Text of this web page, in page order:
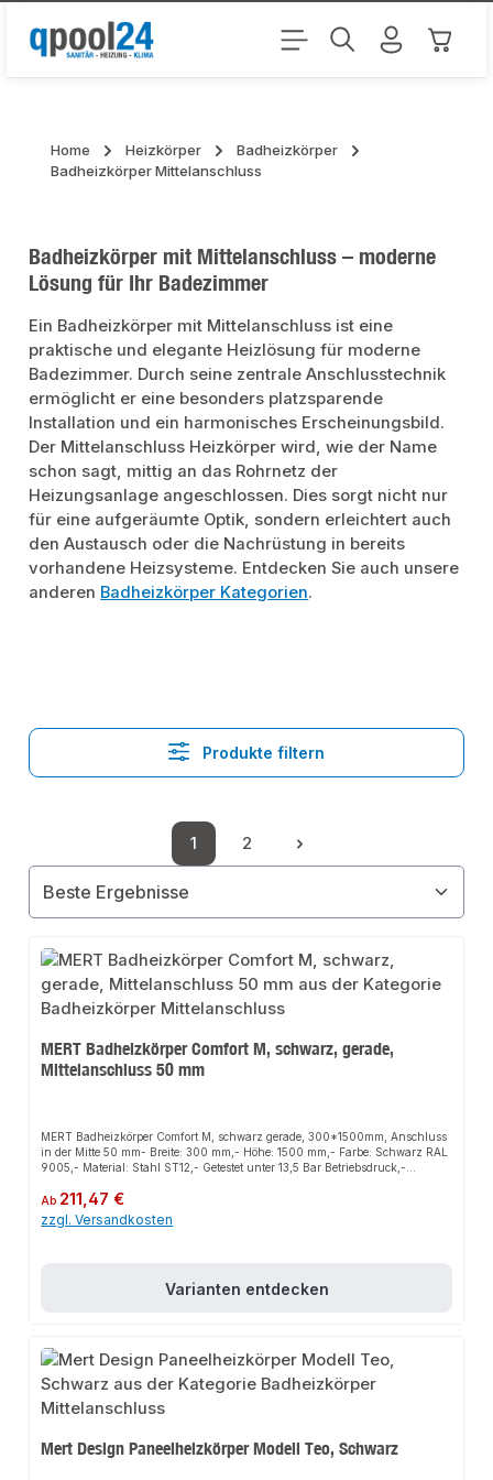
Zum Hauptinhalt springen
Home Heizkörper
Badheizkörper
Badheizkörper Mittelanschluss
Badheizkörper mit Mittelanschluss – moderne
Lösung für Ihr Badezimmer
Ein Badheizkörper mit Mittelanschluss ist eine
praktische und elegante Heizlösung für moderne
Badezimmer. Durch seine zentrale Anschlusstechnik
ermöglicht er eine besonders platzsparende
Installation und ein harmonisches Erscheinungsbild.
Der Mittelanschluss Heizkörper wird, wie der Name
schon sagt, mittig an das Rohrnetz der
Heizungsanlage angeschlossen. Dies sorgt nicht nur
für eine aufgeräumte Optik, sondern erleichtert auch
den Austausch oder die Nachrüstung in bereits
vorhandene Heizsysteme. Entdecken Sie auch unsere
anderen Badheizkörper Kategorien.
Produkte filtern
Seite
1
Seite
2
MERT Badheizkörper Comfort M, schwarz, gerade,
Mittelanschluss 50 mm
MERT Badheizkörper Comfort M, schwarz gerade, 300*1500mm, Anschluss
in der Mitte 50 mm- Breite: 300 mm,- Höhe: 1500 mm,- Farbe: Schwarz RAL
9005,- Material: Stahl ST12,- Getestet unter 13,5 Bar Betriebsdruck,-
221 Watt,- Rohrabstand rechts/links Anschluss: 355 mm,- Rohrabstand
Mittelanschluss: 50 mm,- Wandabstand min. / max. 60 / 90 mm,-
Produziert nach EURONORM EN 442,- Geeignet Zentralheizung, Elektro-
gerade, Mittelanschluss 50 mm (M = Anschluss in der Mitte 50 mm)
Regulärer Preis:
Ab 211,47 €
zzgl. Versandkosten
Varianten entdecken
Mert Design Paneelheizkörper Modell Teo, Schwarz